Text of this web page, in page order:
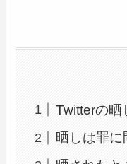
Twitterの晒
晒しは罪に